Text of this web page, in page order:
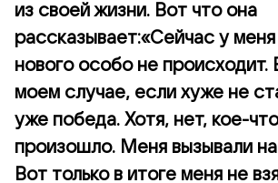
из своей жизни. Вот что она
рассказывает:«Сейчас у меня
нового особо не происходит.
моем случае, если хуже не
уже победа. Хотя, нет, кое-
произошло. Меня вызывали
Вот только в итоге меня не